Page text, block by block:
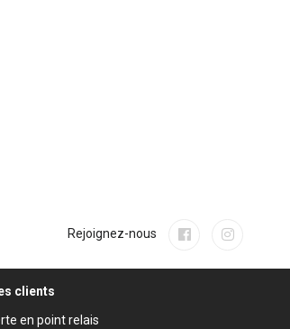
Rejoignez-nous
clients
en point relais